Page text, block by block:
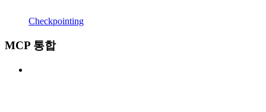
Checkpointing
MCP 통합